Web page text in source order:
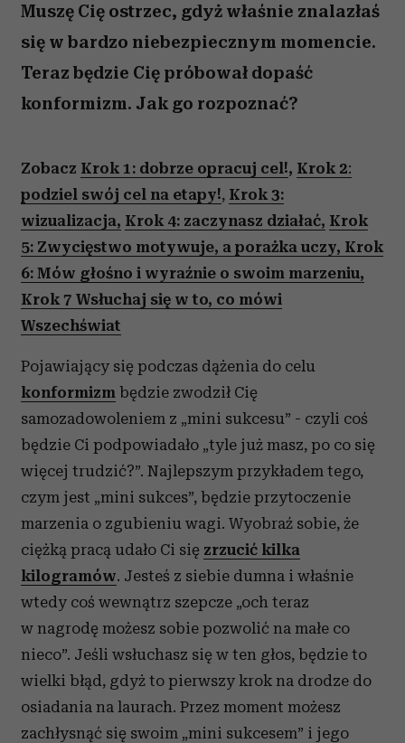
Muszę Cię ostrzec, gdyż właśnie znalazłaś
się w bardzo niebezpiecznym momencie.
Teraz będzie Cię próbował dopaść
konformizm. Jak go rozpoznać?
Zobacz Krok 1: dobrze opracuj cel!, Krok 2:
podziel swój cel na etapy!, Krok 3:
wizualizacja, Krok 4: zaczynasz działać, Krok
5: Zwycięstwo motywuje, a porażka uczy, Krok
6: Mów głośno i wyraźnie o swoim marzeniu,
Krok 7 Wsłuchaj się w to, co mówi
Wszechświat
Pojawiający się podczas dążenia do celu
konformizm będzie zwodził Cię
samozadowoleniem z „mini sukcesu” - czyli coś
będzie Ci podpowiadało „tyle już masz, po co się
więcej trudzić?”. Najlepszym przykładem tego,
czym jest „mini sukces”, będzie przytoczenie
marzenia o zgubieniu wagi. Wyobraź sobie, że
ciężką pracą udało Ci się zrzucić kilka
kilogramów. Jesteś z siebie dumna i właśnie
wtedy coś wewnątrz szepcze „och teraz
w nagrodę możesz sobie pozwolić na małe co
nieco”. Jeśli wsłuchasz się w ten głos, będzie to
wielki błąd, gdyż to pierwszy krok na drodze do
osiadania na laurach. Przez moment możesz
zachłysnąć się swoim „mini sukcesem” i jego